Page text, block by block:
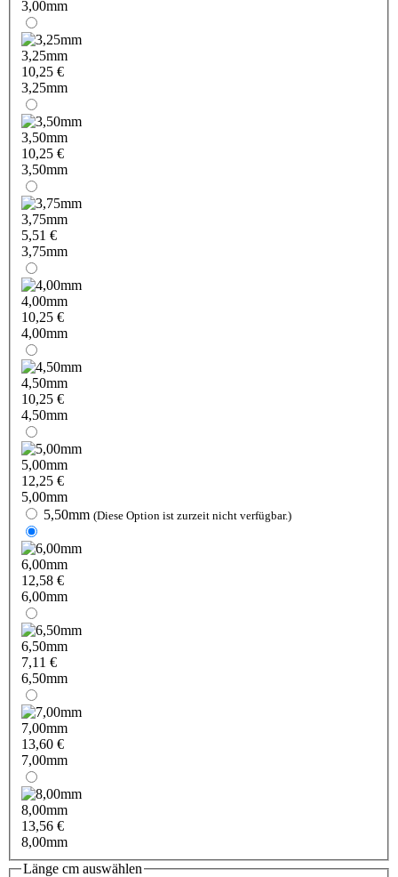
3,00mm
3,25mm
10,25 €
3,25mm
3,50mm
10,25 €
3,50mm
3,75mm
5,51 €
3,75mm
4,00mm
10,25 €
4,00mm
4,50mm
10,25 €
4,50mm
5,00mm
12,25 €
5,00mm
5,50mm (Diese Option ist zurzeit nicht verfügbar.)
6,00mm
12,58 €
6,00mm
6,50mm
7,11 €
6,50mm
7,00mm
13,60 €
7,00mm
8,00mm
13,56 €
8,00mm
Länge cm auswählen